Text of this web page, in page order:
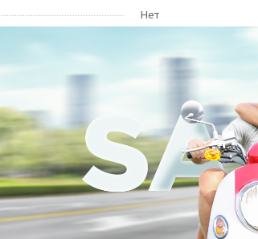
Нет